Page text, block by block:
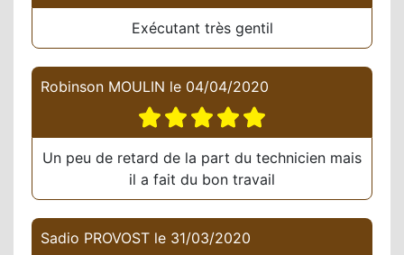
Exécutant très gentil
Robinson MOULIN le 04/04/2020
Un peu de retard de la part du technicien mais
il a fait du bon travail
Sadio PROVOST le 31/03/2020